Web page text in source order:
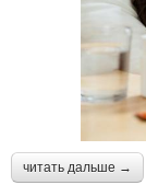
читать дальше →